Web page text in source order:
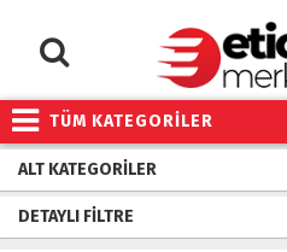
TÜM KATEGORİLER
ALT KATEGORILER
DETAYLI FILTRE